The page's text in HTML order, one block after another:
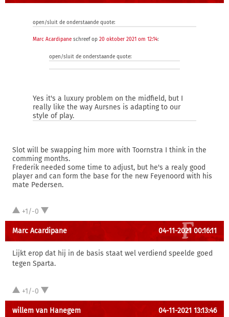
open/sluit de onderstaande quote:
Marc Acardipane schreef op 20 oktober 2021 om 12:14:
open/sluit de onderstaande quote:
Yes it's a luxury problem on the midfield, but I
really like the way Aursnes is adapting to our
style of play.
Slot will be swapping him more with Toornstra I think in the
comming months.
Frederik needed some time to adjust, but he's a realy good
player and can form the base for the new Feyenoord with his
mate Pedersen.
+1/-0
Marc Acardipane 04-11-2021 00:16:11
Lijkt erop dat hij in de basis staat wel verdiend speelde goed
tegen Sparta.
+1/-0
willem van Hanegem 04-11-2021 13:13:46